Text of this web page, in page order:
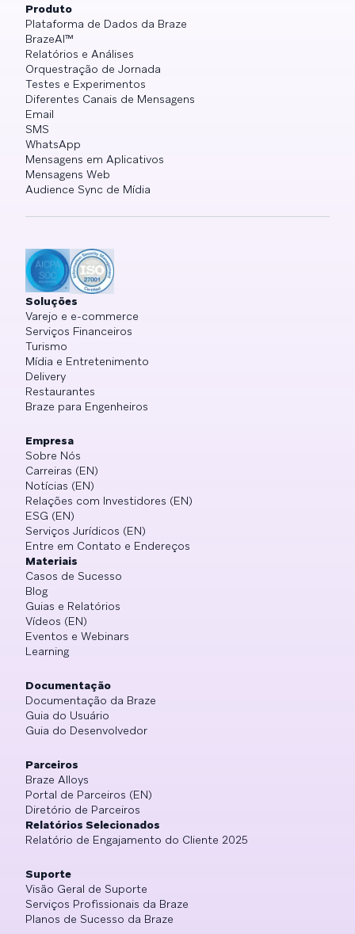
Produto
Plataforma de Dados da Braze
BrazeAI™
Relatórios e Análises
Orquestração de Jornada
Testes e Experimentos
Diferentes Canais de Mensagens
Email
SMS
WhatsApp
Mensagens em Aplicativos
Mensagens Web
Audience Sync de Mídia
Soluções
Varejo e e-commerce
Serviços Financeiros
Turismo
Mídia e Entretenimento
Delivery
Restaurantes
Braze para Engenheiros
Empresa
Sobre Nós
Carreiras (EN)
Notícias (EN)
Relações com Investidores (EN)
ESG (EN)
Serviços Jurídicos (EN)
Entre em Contato e Endereços
Materiais
Casos de Sucesso
Blog
Guias e Relatórios
Vídeos (EN)
Eventos e Webinars
Learning
Documentação
Documentação da Braze
Guia do Usuário
Guia do Desenvolvedor
Parceiros
Braze Alloys
Portal de Parceiros (EN)
Diretório de Parceiros
Relatórios Selecionados
Relatório de Engajamento do Cliente 2025
Suporte
Visão Geral de Suporte
Serviços Profissionais da Braze
Planos de Sucesso da Braze